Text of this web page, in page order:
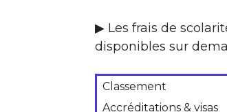
▶ Les frais de
disponibles sur
Classement
Accréditations & visas